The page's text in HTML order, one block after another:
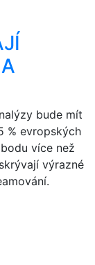
bude mít
% evropských
více než
výrazné